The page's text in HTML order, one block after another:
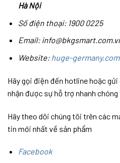
Hà Nội
Số điện thoại: 1900 0225
Email:
Website:huge-germany.com
Hãy gọi điện đến hotline hoặc
nhận được sự hỗ trợ nhanh
Hãy theo dõi chúng tôi trên các
tin mới nhất về sản phẩm
Facebook